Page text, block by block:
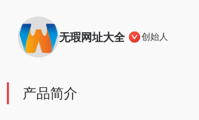
无瑕网址大全 创始人
产品简介